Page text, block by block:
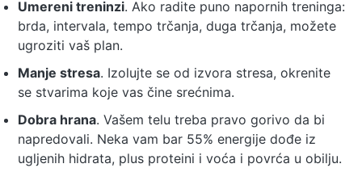
Umereni treninzi. Ako radite puno napornih treninga:
brda, intervala, tempo trčanja, duga trčanja, možete
ugroziti vaš plan.
Manje stresa. Izolujte se od izvora stresa, okrenite
se stvarima koje vas čine srećnima.
Dobra hrana. Vašem telu treba pravo gorivo da bi
napredovali. Neka vam bar 55% energije dođe iz
ugljenih hidrata, plus proteini i voća i povrća u obilju.